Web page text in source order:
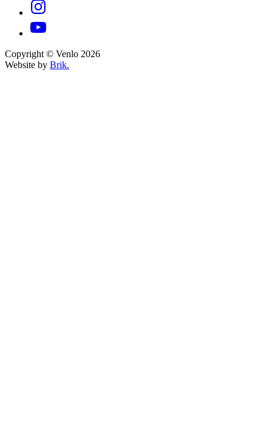
Copyright © Venlo 2026
Website by Brik.